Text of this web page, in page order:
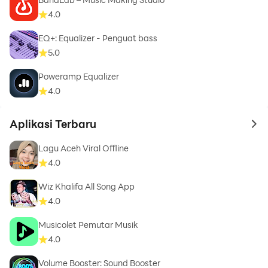
4.0
EQ+: Equalizer - Penguat bass
5.0
Poweramp Equalizer
4.0
Aplikasi Terbaru to
Lagu Aceh Viral Offline
4.0
Wiz Khalifa All Song App
4.0
Musicolet Pemutar Musik
4.0
Volume Booster: Sound Booster